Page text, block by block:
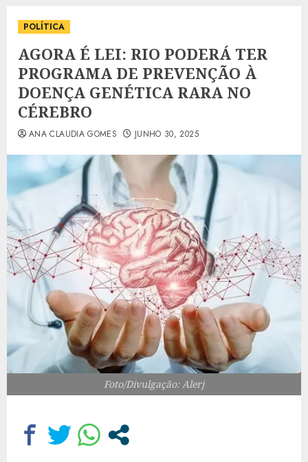
POLÍTICA
AGORA É LEI: RIO PODERÁ TER
PROGRAMA DE PREVENÇÃO À
DOENÇA GENÉTICA RARA NO
CÉREBRO
ANA CLAUDIA GOMES JUNHO 30, 2025
Foto/Divulgação: Alerj